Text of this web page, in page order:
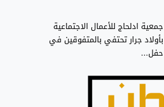
جمعية ادلحاج للأعمال الاجتماعية
بأولاد جرار تحتفي بالمتفوقين في
حفل...